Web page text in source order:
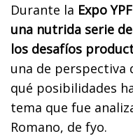
Durante la Expo
una nutrida serie
los desafíos
una de perspectiva
qué posibilidades
tema que fue
Romano, de fyo.